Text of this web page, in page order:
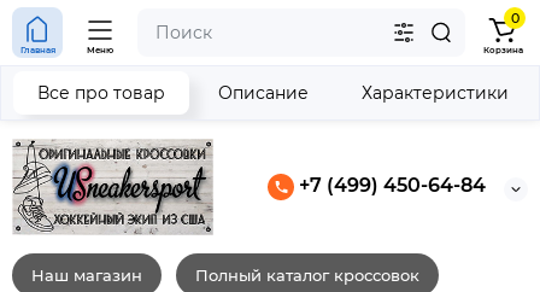
+7 (499) 450-64-84
Главная Меню
0
Корзина
Наш магазин Полный каталог кроссовок
Все про товар Описание Характеристики